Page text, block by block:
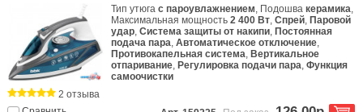
Тип утюгас пароувлажнением, Подошвакерамика,
Максимальная мощность2 400 Вт,Спрей, Паровой
удар,Система защиты от накипи, Постоянная
подача пара,Автоматическое отключение,
Противокапельная система, Вертикальное
отпаривание, Регулировка подачи пара,Функция
самоочистки
2 отзыва